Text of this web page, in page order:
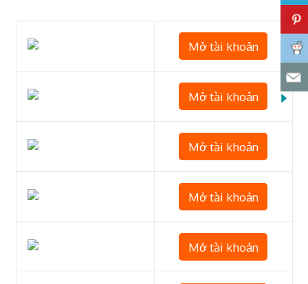
Mở tài khoản
Mở tài khoản
Mở tài khoản
Mở tài khoản
Mở tài khoản